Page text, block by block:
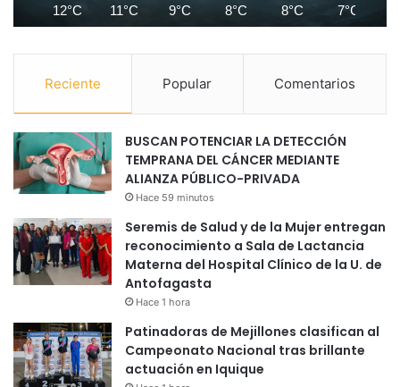
12°C 11°C 9°C 8°C 8°C 7°C
Reciente Popular Comentarios
BUSCAN POTENCIAR LA DETECCIÓN
TEMPRANA DEL CÁNCER MEDIANTE
ALIANZA PÚBLICO-PRIVADA
Hace 59 minutos
Seremis de Salud y de la Mujer entregan
reconocimiento a Sala de Lactancia
Materna del Hospital Clínico de la U. de
Antofagasta
Hace 1 hora
Patinadoras de Mejillones clasifican al
Campeonato Nacional tras brillante
actuación en Iquique